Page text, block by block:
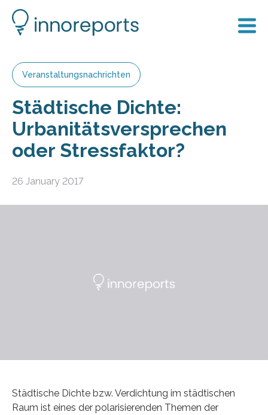
Veranstaltungsnachrichten
Städtische Dichte:
Urbanitätsversprechen
oder Stressfaktor?
26 January 2017
Städtische Dichte bzw. Verdichtung im städtischen
Raum ist eines der polarisierenden Themen der